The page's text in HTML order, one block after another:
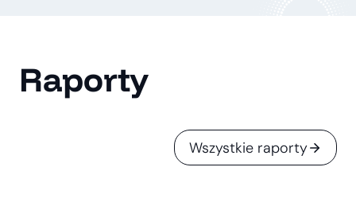
Raporty
Wszystkie raporty